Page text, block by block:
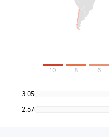
6
8
10
3.05
2.67